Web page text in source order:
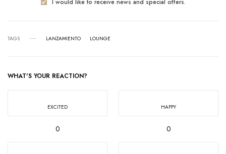
TAGS LANZAMIENTO LOUNGE
WHAT'S YOUR REACTION?
EXCITED
0
HAPPY
0